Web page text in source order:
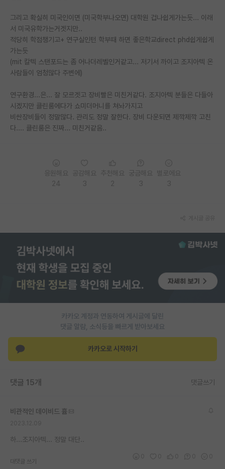
재팬라운지 🌸
그리고 확실히 미국인이면 (미국학부나오면) 대학원 겁나쉽게가는듯... 이래
서 미국유학가는거겟지만..
적당히 학점챙기고+ 연구실인턴 학부때 하면 좋은학교direct phd쉽게쉽게
가는듯
(mit 칼텍 스탠포드는 좀 어나더레벨인거같고... 저기서 까이고 조지아텍 온
사람들이 엄청많다 주변에)
연구환경...은... 잘 모르겟고 장비빨은 미친거같다. 조지아텍 분들은 다들아
시겠지만 클린룸에다가 쇼미더머니를 쳐놔가지고
비싼장비들이 정말많다. 관리도 정말 잘한다. 장비 다운되면 제깍제깍 고친
다.... 클린룸은 진짜... 미친거같음..
카카오 계정과 연동하여 게시글에 달린
댓글 알람, 소식등을 빠르게 받아보세요
카카오로 시작하기
댓글 15개 댓글쓰기
비관적인 데이비드 흄
하...조지아텍... 정말 대단..
대댓글 쓰기